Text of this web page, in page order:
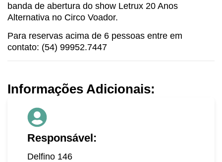
banda de abertura do show Letrux 20 Anos
Alternativa no Circo Voador.
Para reservas acima de 6 pessoas entre em
contato: (54) 99952.7447
Informações Adicionais:
Responsável:
Delfino 146